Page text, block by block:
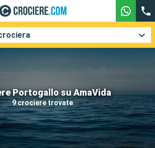
Portogallo su AmaVida
9 crociere trovate
Compagnie